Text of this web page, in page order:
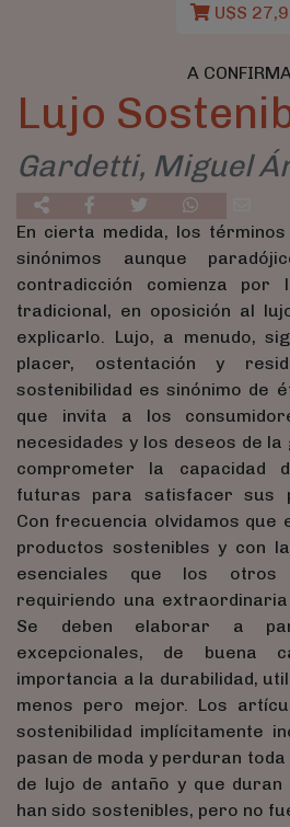
U$S
A
Lujo
Gardetti, Miguel
En cierta medida, los
sinónimos aunque
contradicción comienza por
tradicional, en oposición al
explicarlo. Lujo, a menudo,
placer, ostentación y
sostenibilidad es sinónimo de
que invita a los
necesidades y los deseos de
comprometer la capacidad
futuras para satisfacer sus
Con frecuencia olvidamos que
productos sostenibles y con
esenciales que los
requiriendo una
Se deben elaborar a
excepcionales, de buena
importancia a la durabilidad,
menos pero mejor. Los
sostenibilidad implícitamente
pasan de moda y perduran
de lujo de antaño y que
han sido sostenibles, pero no